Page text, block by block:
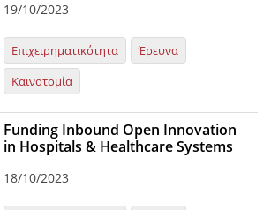
19/10/2023
Επιχειρηματικότητα
Έρευνα
Καινοτομία
Funding Inbound Open Innovation
in Hospitals & Healthcare Systems
18/10/2023